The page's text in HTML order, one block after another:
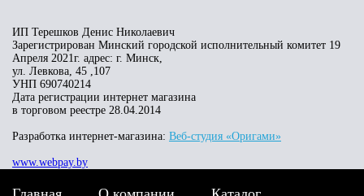
ИП Терешков Денис Николаевич
Зарегистрирован Минский городской исполнительный комитет 19
Апреля 2021г. адрес: г. Минск,
ул. Левкова, 45 ,107
УНП 690740214
Дата регистрации интернет магазина
в торговом реестре 28.04.2014
Разработка интернет-магазина: Веб-студия «Оригами»
www.webpay.by